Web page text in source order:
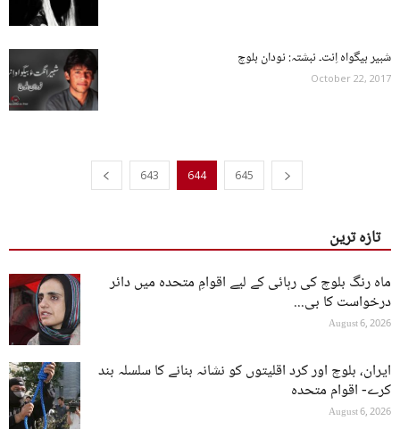
شبیر بیگواہ اِنت۔ نبشتہ: نودان بلوچ
October 22, 2017
643 644 645
تازہ ترین
ماہ رنگ بلوچ کی رہائی کے لیے اقوامِ متحدہ میں دائر
درخواست کا بی...
August 6, 2026
ایران، بلوچ اور کرد اقلیتوں کو نشانہ بنانے کا سلسلہ بند
کرے- اقوام متحدہ
August 6, 2026